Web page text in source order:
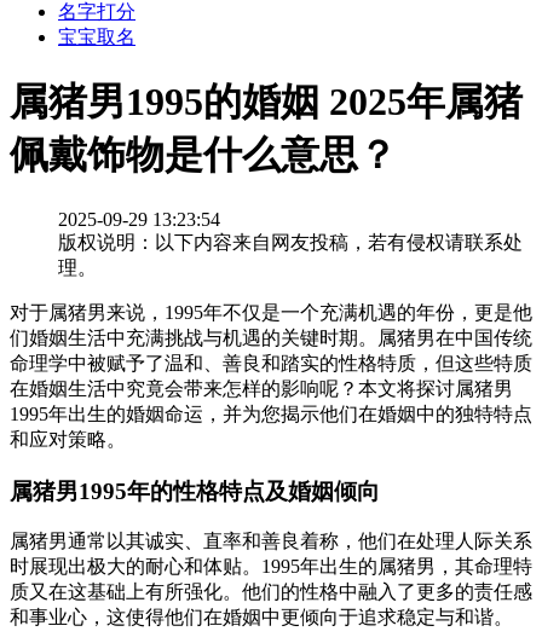
名字打分
宝宝取名
属猪男1995的婚姻 2025年属猪
佩戴饰物是什么意思？
2025-09-29 13:23:54
版权说明：以下内容来自网友投稿，若有侵权请联系处
理。
对于属猪男来说，1995年不仅是一个充满机遇的年份，更是他
们婚姻生活中充满挑战与机遇的关键时期。属猪男在中国传统
命理学中被赋予了温和、善良和踏实的性格特质，但这些特质
在婚姻生活中究竟会带来怎样的影响呢？本文将探讨属猪男
1995年出生的婚姻命运，并为您揭示他们在婚姻中的独特特点
和应对策略。
属猪男1995年的性格特点及婚姻倾向
属猪男通常以其诚实、直率和善良着称，他们在处理人际关系
时展现出极大的耐心和体贴。1995年出生的属猪男，其命理特
质又在这基础上有所强化。他们的性格中融入了更多的责任感
和事业心，这使得他们在婚姻中更倾向于追求稳定与和谐。